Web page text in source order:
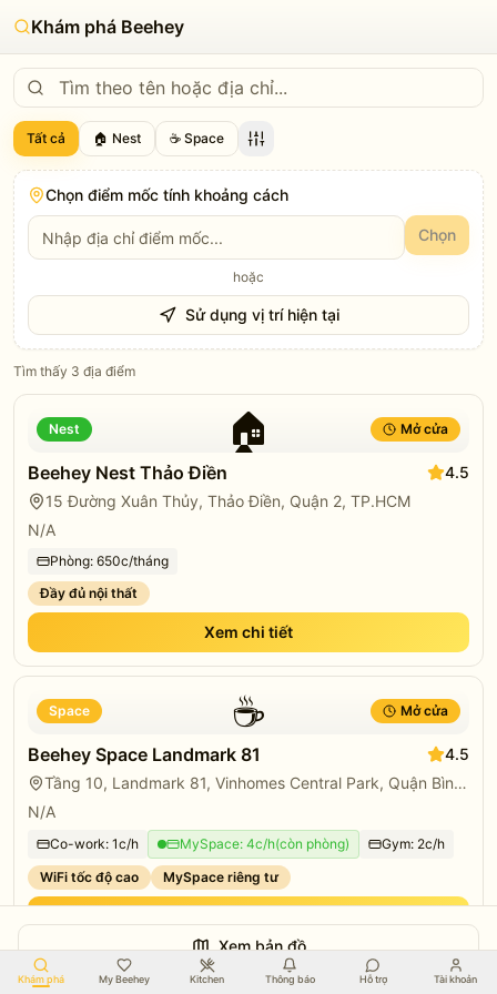
Khám phá Beehey
Tất cả 🏠 Nest ☕ Space
Chọn điểm mốc tính khoảng cách
Chọn
hoặc
Sử dụng vị trí hiện tại
Tìm thấy 3 địa điểm
🏠
Nest Mở cửa
Beehey Nest Thảo Điền
4.5
15 Đường Xuân Thủy, Thảo Điền, Quận 2, TP.HCM
N/A
Phòng: 650c/tháng
Đầy đủ nội thất
Xem chi tiết
☕
Space Mở cửa
Beehey Space Landmark 81
4.5
Tầng 10, Landmark 81, Vinhomes Central Park, Quận Bình Thạnh
N/A
Co-work: 1c/h MySpace: 4c/h(còn phòng) Gym: 2c/h
WiFi tốc độ cao
MySpace riêng tư
Xem bản đồ
Khám phá My Beehey Kitchen Thông báo Hỗ trợ Tài khoản